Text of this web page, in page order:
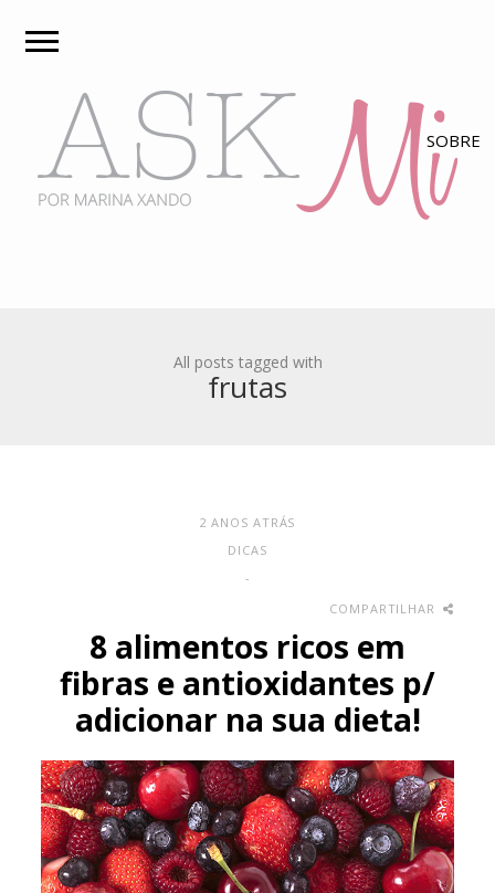
All posts tagged with
frutas
2 ANOS ATRÁS
DICAS
-
COMPARTILHAR
8 alimentos ricos em
fibras e antioxidantes p/
adicionar na sua dieta!